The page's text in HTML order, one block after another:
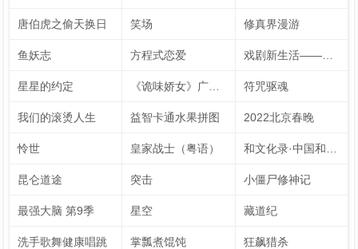
唐伯虎之偷天换日 笑场 修真界漫游
鱼妖志 方程式恋爱 戏剧新生活——公社周报
星星的约定 符咒驱魂
我们的滚烫人生 益智卡通水果拼图 2022北京春晚
怜世 皇家战士（粤语）
昆仑道途 突击 小僵尸修神记
最强大脑 第9季 星空 藏道纪
洗手歌舞健康唱跳 掌瓢煮馄饨 狂飙猎杀